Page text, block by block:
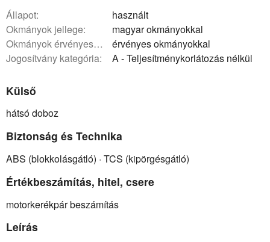
állapot:
használt
okmányok jellege:
magyar okmányokkal
okmányok érvényessége:
érvényes okmányokkal
Jogosítvány kategória:
A - Teljesítménykorlátozás nélkül
Külső
hátsó doboz
Biztonság és Technika
ABS (blokkolásgátló) · TCS (kipörgésgátló)
Értékbeszámítás, hitel, csere
motorkerékpár beszámítás
Leírás